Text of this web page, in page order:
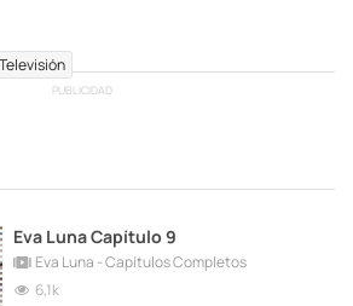
PUBLICIDAD
Eva Luna Capítulo 9
Eva Luna - Capítulos Completos
6,1k